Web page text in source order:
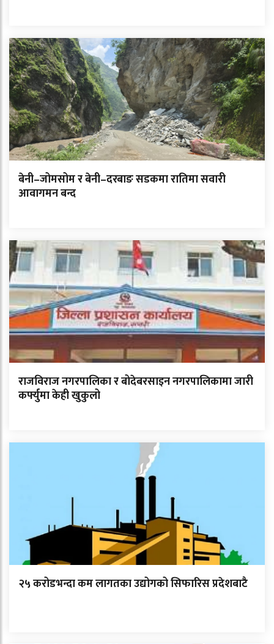
बेनी–जोमसोम र बेनी–दरबाङ सडकमा रातिमा सवारी
आवागमन बन्द
राजविराज नगरपालिका र बोदेबरसाइन नगरपालिकामा जारी
कर्फ्युमा केही खुकुलो
२५ करोडभन्दा कम लागतका उद्योगको सिफारिस प्रदेशबाटै